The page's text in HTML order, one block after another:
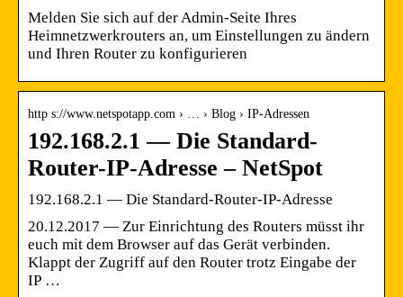
Melden Sie sich auf der Admin-Seite Ihres
Heimnetzwerkrouters an, um Einstellungen zu ändern
und Ihren Router zu konfigurieren
http s://www.netspotapp.com › … › Blog › IP-Adressen
192.168.2.1 — Die Standard-
Router-IP-Adresse – NetSpot
192.168.2.1 — Die Standard-Router-IP-Adresse
20.12.2017 — Zur Einrichtung des Routers müsst ihr
euch mit dem Browser auf das Gerät verbinden.
Klappt der Zugriff auf den Router trotz Eingabe der
IP …